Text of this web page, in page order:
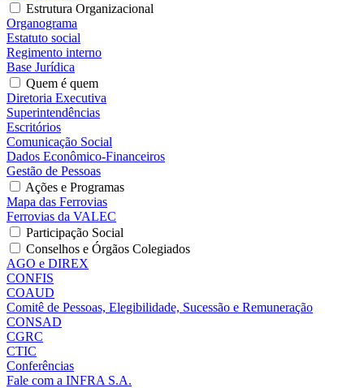
Estrutura Organizacional
Organograma
Estatuto social
Regimento interno
Base Jurídica
Quem é quem
Diretoria Executiva
Superintendências
Escritórios
Comunicação Social
Dados Econômico-Financeiros
Gestão de Pessoas
Ações e Programas
Mapa das Ferrovias
Ferrovias da VALEC
Participação Social
Conselhos e Órgãos Colegiados
AGO e DIREX
CONFIS
COAUD
Comitê de Pessoas, Elegibilidade, Sucessão e Remuneração
CONSAD
CGRC
CTIC
Conferências
Fale com a INFRA S.A.